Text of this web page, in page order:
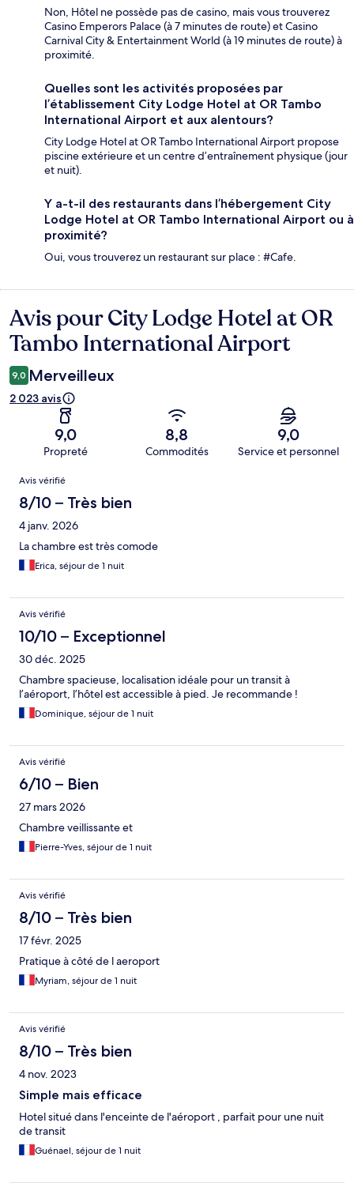
Non, Hôtel ne possède pas de casino, mais vous trouverez
Casino Emperors Palace (à 7 minutes de route) et Casino
Carnival City & Entertainment World (à 19 minutes de route) à
proximité.
Quelles sont les activités proposées par
l’établissement City Lodge Hotel at OR Tambo
International Airport et aux alentours?
City Lodge Hotel at OR Tambo International Airport propose
piscine extérieure et un centre d’entraînement physique (jour
et nuit).
Y a-t-il des restaurants dans l’hébergement City
Lodge Hotel at OR Tambo International Airport ou à
proximité?
Oui, vous trouverez un restaurant sur place : #Cafe.
Avis
Avis pour City Lodge Hotel at OR
Tambo International Airport
9,0 Merveilleux
2 023 avis
9,0
Propreté
8,8
Commodités
9,0
Service et personnel
Avis
Avis vérifié
8/10 – Très bien
4 janv. 2026
La chambre est très comode
Erica, séjour de 1 nuit
Avis vérifié
10/10 – Exceptionnel
30 déc. 2025
Chambre spacieuse, localisation idéale pour un transit à
l’aéroport, l’hôtel est accessible à pied. Je recommande !
Dominique, séjour de 1 nuit
Avis vérifié
6/10 – Bien
27 mars 2026
Chambre veillissante et
Pierre-Yves, séjour de 1 nuit
Avis vérifié
8/10 – Très bien
17 févr. 2025
Pratique à côté de l aeroport
Myriam, séjour de 1 nuit
Avis vérifié
8/10 – Très bien
4 nov. 2023
Simple mais efficace
Hotel situé dans l'enceinte de l'aéroport , parfait pour une nuit
de transit
Guénael, séjour de 1 nuit